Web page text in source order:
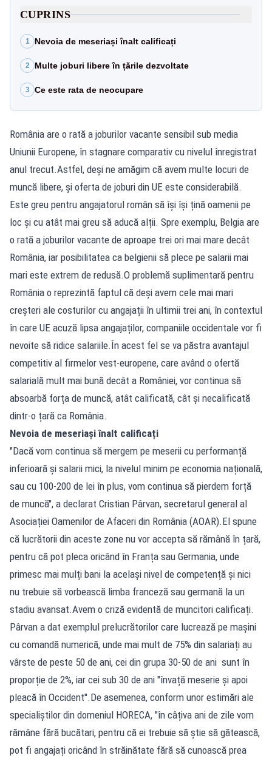
CUPRINS
1 Nevoia de meseriași înalt calificați
2 Multe joburi libere în țările dezvoltate
3 Ce este rata de neocupare
România are o rată a joburilor vacante sensibil sub media
Uniunii Europene, în stagnare comparativ cu nivelul înregistrat
anul trecut.Astfel, deși ne amăgim că avem multe locuri de
muncă libere, și oferta de joburi din UE este considerabilă.
Este greu pentru angajatorul român să își își țină oamenii pe
loc și cu atât mai greu să aducă alții. Spre exemplu, Belgia are
o rată a joburilor vacante de aproape trei ori mai mare decât
România, iar posibilitatea ca belgienii să plece pe salarii mai
mari este extrem de redusă.O problemă suplimentară pentru
România o reprezintă faptul că deși avem cele mai mari
creșteri ale costurilor cu angajații în ultimii trei ani, în contextul
în care UE acuză lipsa angajaților, companiile occidentale vor fi
nevoite să ridice salariile.În acest fel se va păstra avantajul
competitiv al firmelor vest-europene, care având o ofertă
salarială mult mai bună decât a României, vor continua să
absoarbă forța de muncă, atât calificată, cât și necalificată
dintr-o țară ca România.
Nevoia de meseriași înalt calificați
"Dacă vom continua să mergem pe meserii cu performanță
inferioară și salarii mici, la nivelul minim pe economia națională,
sau cu 100-200 de lei în plus, vom continua să pierdem forță
de muncă", a declarat Cristian Pârvan, secretarul general al
Asociației Oamenilor de Afaceri din România (AOAR).El spune
că lucrătorii din aceste zone nu vor accepta să rămână în țară,
pentru că pot pleca oricând în Franța sau Germania, unde
primesc mai mulți bani la același nivel de competență și nici
nu trebuie să vorbească limba franceză sau germană la un
stadiu avansat.Avem o criză evidentă de muncitori calificați.
Pârvan a dat exemplul prelucrătorilor care lucrează pe mașini
cu comandă numerică, unde mai mult de 75% din salariați au
vârste de peste 50 de ani, cei din grupa 30-50 de ani sunt în
proporție de 2%, iar cei sub 30 de ani "învață meserie și apoi
pleacă în Occident".De asemenea, conform unor estimări ale
specialiștilor din domeniul HORECA, "în câțiva ani de zile vom
rămâne fără bucătari, pentru că ei trebuie să știe să gătească,
pot fi angajați oricând în străinătate fără să cunoască prea